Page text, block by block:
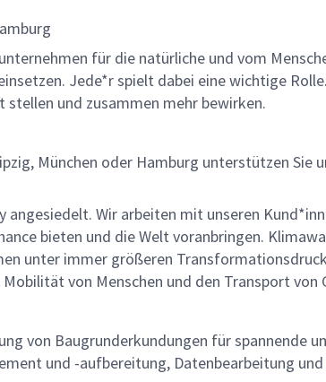
für die natürliche und vom
Jede*r spielt dabei eine wichtige
und zusammen mehr bewirken.
München oder Hamburg unterstützen
angesiedelt. Wir arbeiten mit unseren
bieten und die Welt voranbringen.
unter immer größeren
von Menschen und den Transport von
von Baugrunderkundungen für spannende
und -aufbereitung, Datenbearbeitung